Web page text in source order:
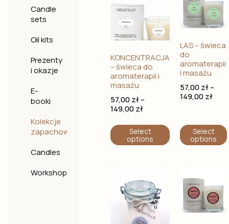
Candle
sets
Oil kits
Prezenty
i okazje
E-
booki
Kolekcje
zapachowe
Candles
Workshop
KONCENTRACJA
– świeca do
aromaterapii i
masażu
57,00zł–
149,00zł
Select
options
LAS – świeca
do
aromaterapii
i masażu
57,00zł–
149,00zł
Select
options